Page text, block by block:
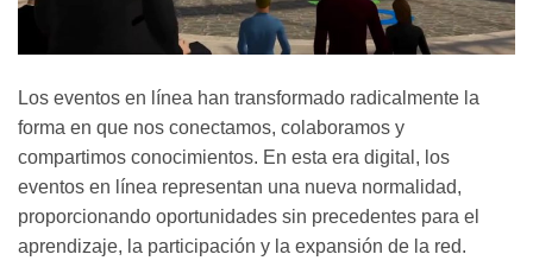
Los eventos en línea han transformado radicalmente la
forma en que nos conectamos, colaboramos y
compartimos conocimientos. En esta era digital, los
eventos en línea representan una nueva normalidad,
proporcionando oportunidades sin precedentes para el
aprendizaje, la participación y la expansión de la red.